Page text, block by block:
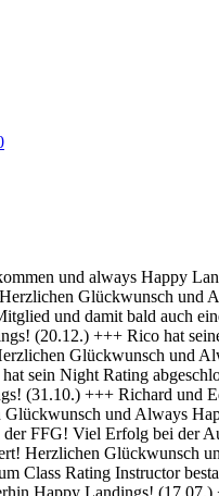
Herzlichen Glückwunsch und Always Happy Landings! (12.04.) +++ Wir begrüßen Malte als neues Mitglied der FFG! Viel Spass und always Happy Landings! (01.04.) +++ Herzlich Willkommen bei der FFG, Tim-Oliver! Viel Spaß und Erfolg bei deiner Ausbildung! (01.04.) +++ Felix und Norman haben die Nachtflugberechtigung erworben! Herzlichen Glückwunsch und Always Bright Moonlight! (18.03.) +++ Daniel hat die Nachtflugberechtigung erworben! Herzlichen Glückwunsch und Always Bright Moonlight! (29.02.) +++ Stefan hat seine praktische PPL-Prüfung bestanden! Gratulation und weiterhin Happy Landings! (16.02.) +++ Max hat seine Nachtflugqualifikation erhalten. Herzlichen Glückwünsch und Always happy landings! (28.01.) +++ >>> Bristell D-ENYY eingetroffen <<< Herzlich Willkommen bei der FFG, Eduard! Viel Spaß und Erfolg bei deiner Ausbildung! (15.01.) +++ Die FFG hat zwei neue Mitglieder und Flugschüler. Herzlich willkommen an Viveik und Tim und viel Spaß bei der Ausbildung (01.12.) +++ Clemens hat die Theoretische Prüfung bestanden! Herzlichen Glückwunsch und weiterhin viel Erfolg bei Deiner Ausbildung (16.11.) +++ André hat seinen ersten Alleinflug absolviert! Herzlichen Glückwunsch und weiterhin viel Erfolg bei Deiner Ausbildung (15.09.) +++ Daniel hat seine PPL-Prüfung bestanden! Herzlichen Glückwunsch und weiterhin